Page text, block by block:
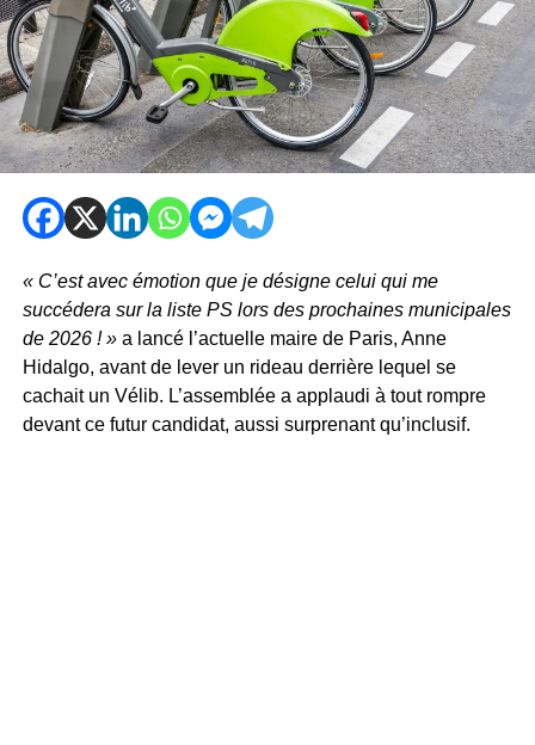
« C’est avec émotion que je désigne celui qui me
succédera sur la liste PS lors des prochaines municipales
de 2026 ! »a lancé l’actuelle maire de Paris, Anne
Hidalgo, avant de lever un rideau derrière lequel se
cachait un Vélib. L’assemblée a applaudi à tout rompre
devant ce futur candidat, aussi surprenant qu’inclusif.